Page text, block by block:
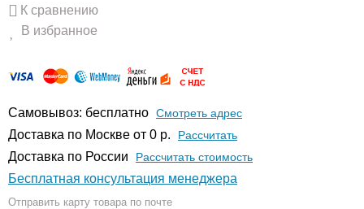
К сравнению
В избранное
Самовывоз: бесплатно Смотреть адрес
Доставка по Москве от 0 р. Расcчитать
Доставка по России Рассчитать стоимость
Бесплатная консультация менеджера
Отправить карту товара по почте